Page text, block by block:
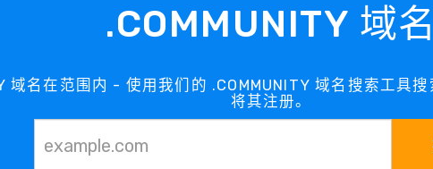
.COMMUNITY 域名
域名在范围内 - 使用我们的 .COMMUNITY 域名搜索工具
将其注册。